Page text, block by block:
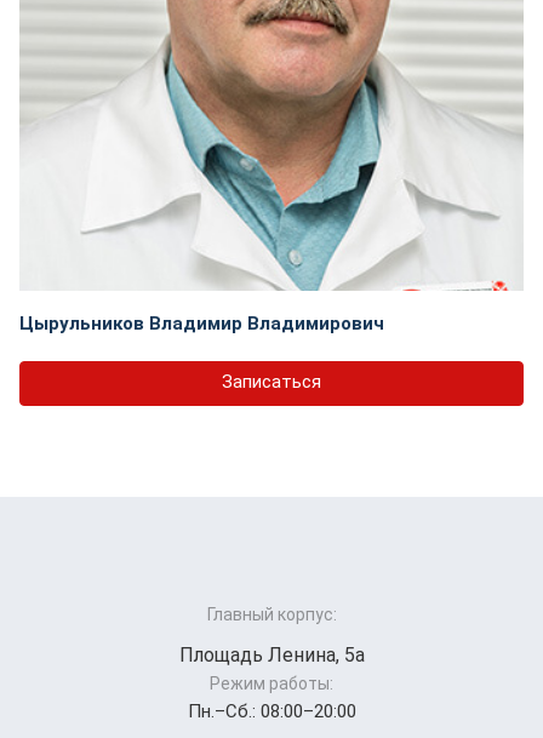
Цырульников Владимир Владимирович
Записаться
Главный корпус:
Площадь Ленина, 5а
Режим работы:
Пн.–Cб.: 08:00–20:00